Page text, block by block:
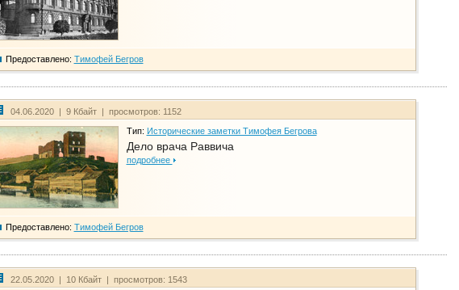
Предоставлено: Тимофей Бегров
04.06.2020 | 9 Кбайт | просмотров: 1152
Тип: Исторические заметки Тимофея Бегрова
Дело врача Раввича
подробнее
Предоставлено: Тимофей Бегров
22.05.2020 | 10 Кбайт | просмотров: 1543